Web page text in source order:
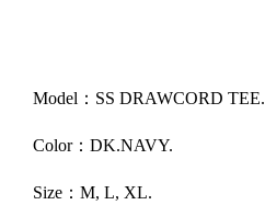
Model：SS DRAWCORD TEE.
Color：DK.NAVY.
Size：M, L, XL.